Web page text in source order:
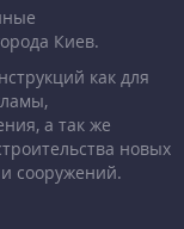
Киев.
как для
а так же
новых
сооружений.